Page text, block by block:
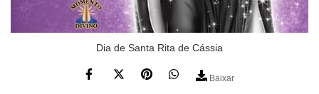
Dia de Santa Rita de Cássia
Baixar